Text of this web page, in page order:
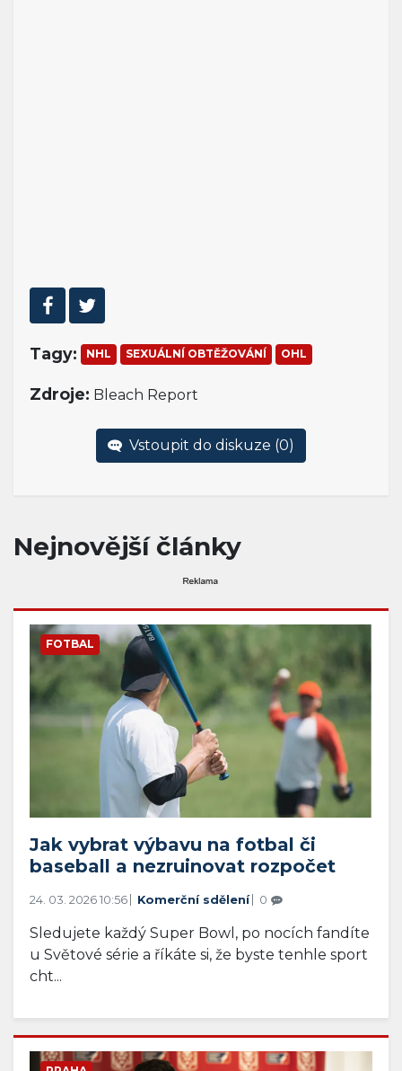
Tagy: NHL SEXUÁLNÍ OBTĚŽOVÁNÍ OHL
Zdroje: Bleach Report
Vstoupit do diskuze (0)
Nejnovější články
FOTBAL
Jak vybrat výbavu na fotbal či
baseball a nezruinovat rozpočet
24. 03. 2026 10:56 Komerční sdělení 0
Sledujete každý Super Bowl, po nocích fandíte
u Světové série a říkáte si, že byste tenhle sport
cht...